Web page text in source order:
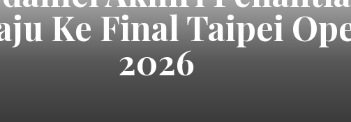
Medali di
Asian Games 2026